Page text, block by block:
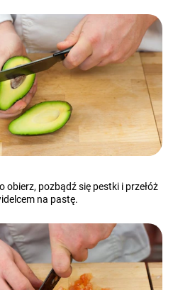
pozbądź się pestki i przełóż
na pastę.